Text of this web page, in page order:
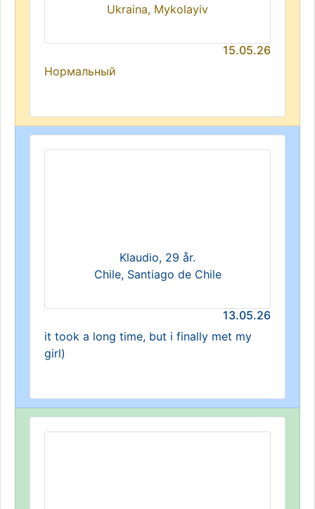
Ukraina, Mykolayiv
15.05.26
Нормальный
Klaudio, 29 år.
Chile, Santiago de Chile
13.05.26
it took a long time, but i finally met my
girl)